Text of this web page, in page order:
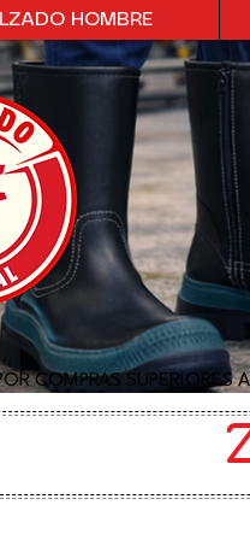
HOMBRE
COMPRAS SUPERIORES